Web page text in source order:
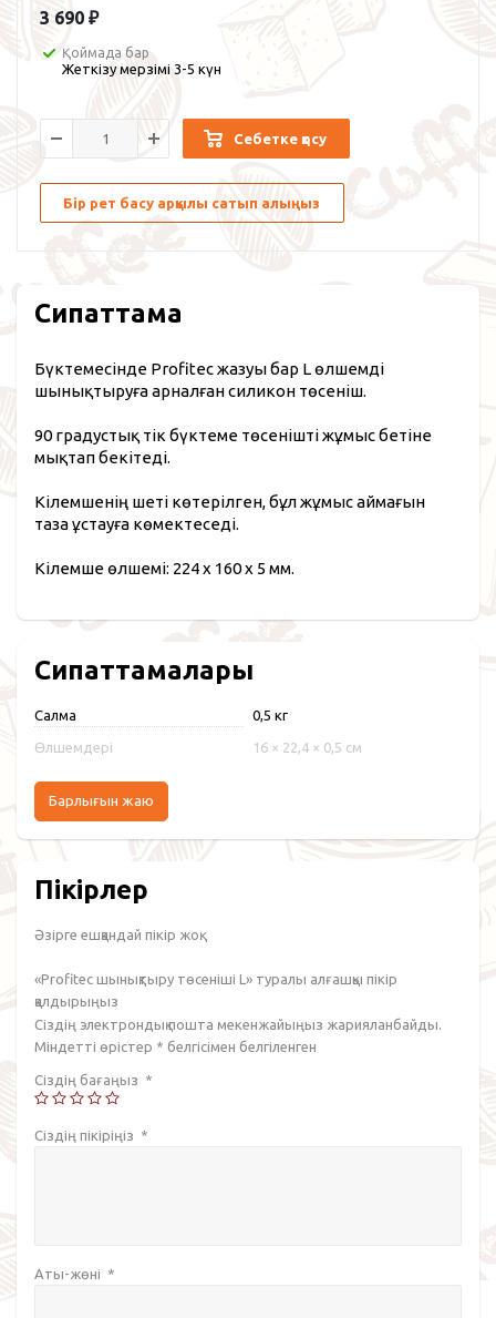
3 690 ₽
Қоймада бар
Жеткізу мерзімі 3-5 күн
Себетке қосу
Бір рет басу арқылы сатып алыңыз
Сипаттама
Бүктемесінде Profitec жазуы бар L өлшемді
шынықтыруға арналған силикон төсеніш.
90 градустық тік бүктеме төсенішті жұмыс бетіне
мықтап бекітеді.
Кілемшенің шеті көтерілген, бұл жұмыс аймағын
таза ұстауға көмектеседі.
Кілемше өлшемі: 224 x 160 x 5 мм.
Сипаттамалары
Салмақ 0,5 кг
Өлшемдері 16 × 22,4 × 0,5 см
Барлығын жаю
Пікірлер
Әзірге ешқандай пікір жоқ.
«Profitec шынықтыру төсеніші L» туралы алғашқы пікір
қалдырыңыз
Сіздің электрондық пошта мекенжайыңыз жарияланбайды.
Міндетті өрістер * белгісімен белгіленген
Сіздің бағаңыз *
Сіздің пікіріңіз *
Аты-жөні *